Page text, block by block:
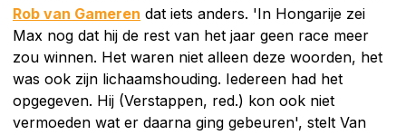
Rob van Gameren dat iets anders. 'In Hongarije zei
Max nog dat hij de rest van het jaar geen race meer
zou winnen. Het waren niet alleen deze woorden, het
was ook zijn lichaamshouding. Iedereen had het
opgegeven. Hij (Verstappen, red.) kon ook niet
vermoeden wat er daarna ging gebeuren', stelt Van